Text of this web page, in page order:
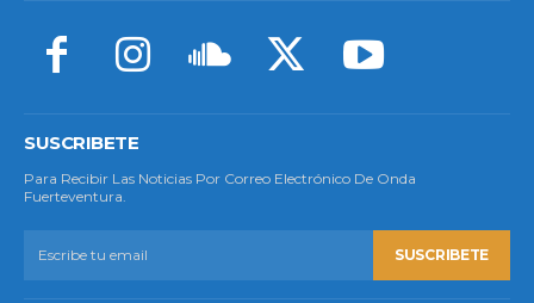
SUSCRIBETE
Para Recibir Las Noticias Por Correo Electrónico De Onda
Fuerteventura.
SUSCRIBETE